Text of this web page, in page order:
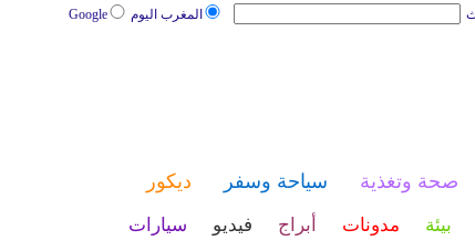
المغرب اليوم Google
صحة وتغذية سياحة وسفر ديكور
بيئة مدونات أبراج فيديو سيارات